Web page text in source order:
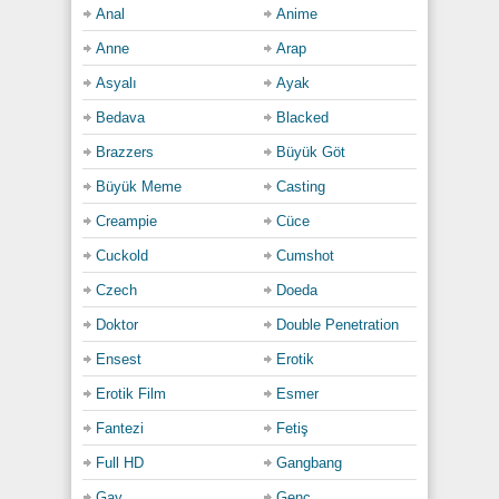
O an ikisinin de kalpleri hızlı hızlı atıyor, bedenleri
sırılsıklam olmuştu ama hepsi buna değerdi çünkü
bu pislikten başka bir şey istemiyorlar; her
defasında daha delicesine sokup yakmayı…
Category:
Cumshot,Doeda,Hard,Oral Seks,Sarışın,Sert,Sex izle,
Sikiş,Sikiş izle,Teen Türkçe Altyazılı,Üvey
Anal Anime
Anne Arap
Asyalı Ayak
Bedava Blacked
Brazzers Büyük Göt
Büyük Meme Casting
Creampie Cüce
Cuckold Cumshot
Czech Doeda
Doktor Double Penetration
Ensest Erotik
Erotik Film Esmer
Fantezi Fetiş
Full HD Gangbang